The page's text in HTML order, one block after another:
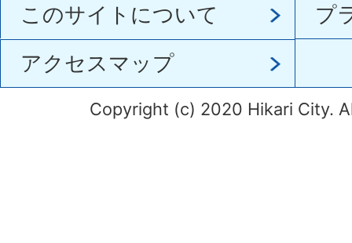
このサイトについて
プ
アクセスマップ
Copyright (c) 2020 Hikari City.